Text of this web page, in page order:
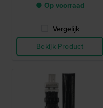
● Op voorraad
Vergelijk
Bekijk Product